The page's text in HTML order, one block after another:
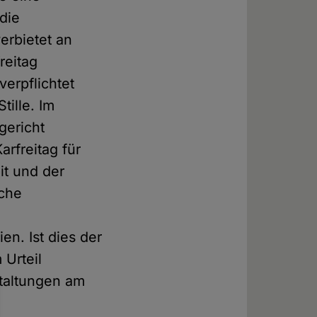
an
Im
für
und der
Ist dies der
Urteil
am